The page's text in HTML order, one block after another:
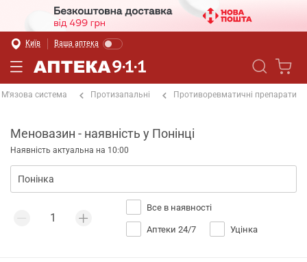
Київ Ваша аптека
М'язова система Протизапальні Противоревматичні препарати
Меновазин - наявність у Понінці
Наявність актуальна на 10:00
Все в наявності
Аптеки 24/7 Уцінка